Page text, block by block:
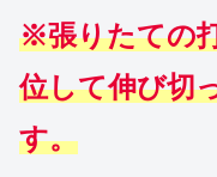
※張りたての
位して伸び切
す。